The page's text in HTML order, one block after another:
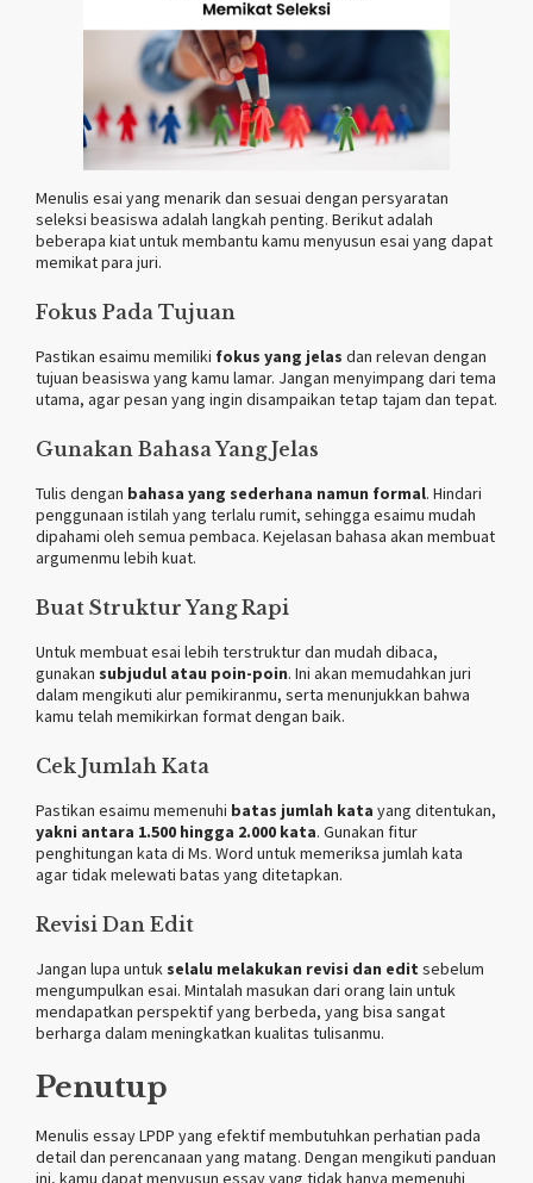
Menulis esai yang menarik dan sesuai dengan persyaratan
seleksi beasiswa adalah langkah penting. Berikut adalah
beberapa kiat untuk membantu kamu menyusun esai yang dapat
memikat para juri.
Fokus Pada Tujuan
Pastikan esaimu memiliki fokus yang jelas dan relevan dengan
tujuan beasiswa yang kamu lamar. Jangan menyimpang dari tema
utama, agar pesan yang ingin disampaikan tetap tajam dan tepat.
Gunakan Bahasa Yang Jelas
Tulis dengan bahasa yang sederhana namun formal. Hindari
penggunaan istilah yang terlalu rumit, sehingga esaimu mudah
dipahami oleh semua pembaca. Kejelasan bahasa akan membuat
argumenmu lebih kuat.
Buat Struktur Yang Rapi
Untuk membuat esai lebih terstruktur dan mudah dibaca,
gunakan subjudul atau poin-poin. Ini akan memudahkan juri
dalam mengikuti alur pemikiranmu, serta menunjukkan bahwa
kamu telah memikirkan format dengan baik.
Cek Jumlah Kata
Pastikan esaimu memenuhi batas jumlah kata yang ditentukan,
yakni antara 1.500 hingga 2.000 kata. Gunakan fitur
penghitungan kata di Ms. Word untuk memeriksa jumlah kata
agar tidak melewati batas yang ditetapkan.
Revisi Dan Edit
Jangan lupa untuk selalu melakukan revisi dan edit sebelum
mengumpulkan esai. Mintalah masukan dari orang lain untuk
mendapatkan perspektif yang berbeda, yang bisa sangat
berharga dalam meningkatkan kualitas tulisanmu.
Penutup
Menulis essay LPDP yang efektif membutuhkan perhatian pada
detail dan perencanaan yang matang. Dengan mengikuti panduan
ini, kamu dapat menyusun essay yang tidak hanya memenuhi